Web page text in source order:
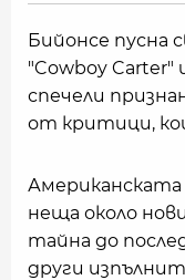
Бийонсе пусна
"Cowboy
спечели
от критици,
Американската
неща около
тайна до
други